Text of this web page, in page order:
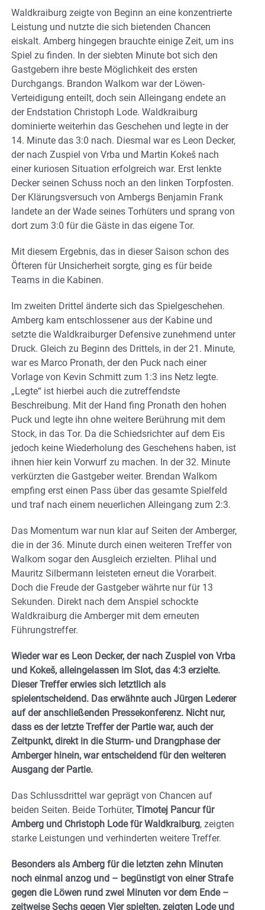
Waldkraiburg zeigte von Beginn an eine konzentrierte
Leistung und nutzte die sich bietenden Chancen
eiskalt. Amberg hingegen brauchte einige Zeit, um ins
Spiel zu finden. In der siebten Minute bot sich den
Gastgebern ihre beste Möglichkeit des ersten
Durchgangs. Brandon Walkom war der Löwen-
Verteidigung enteilt, doch sein Alleingang endete an
der Endstation Christoph Lode. Waldkraiburg
dominierte weiterhin das Geschehen und legte in der
14. Minute das 3:0 nach. Diesmal war es Leon Decker,
der nach Zuspiel von Vrba und Martin Kokeš nach
einer kuriosen Situation erfolgreich war. Erst lenkte
Decker seinen Schuss noch an den linken Torpfosten.
Der Klärungsversuch von Ambergs Benjamin Frank
landete an der Wade seines Torhüters und sprang von
dort zum 3:0 für die Gäste in das eigene Tor.
Mit diesem Ergebnis, das in dieser Saison schon des
Öfteren für Unsicherheit sorgte, ging es für beide
Teams in die Kabinen.
Im zweiten Drittel änderte sich das Spielgeschehen.
Amberg kam entschlossener aus der Kabine und
setzte die Waldkraiburger Defensive zunehmend unter
Druck. Gleich zu Beginn des Drittels, in der 21. Minute,
war es Marco Pronath, der den Puck nach einer
Vorlage von Kevin Schmitt zum 1:3 ins Netz legte.
„Legte“ ist hierbei auch die zutreffendste
Beschreibung. Mit der Hand fing Pronath den hohen
Puck und legte ihn ohne weitere Berührung mit dem
Stock, in das Tor. Da die Schiedsrichter auf dem Eis
jedoch keine Wiederholung des Geschehens haben, ist
ihnen hier kein Vorwurf zu machen. In der 32. Minute
verkürzten die Gastgeber weiter. Brendan Walkom
empfing erst einen Pass über das gesamte Spielfeld
und traf nach einem neuerlichen Alleingang zum 2:3.
Das Momentum war nun klar auf Seiten der Amberger,
die in der 36. Minute durch einen weiteren Treffer von
Walkom sogar den Ausgleich erzielten. Plihal und
Mauritz Silbermann leisteten erneut die Vorarbeit.
Doch die Freude der Gastgeber währte nur für 13
Sekunden. Direkt nach dem Anspiel schockte
Waldkraiburg die Amberger mit dem erneuten
Führungstreffer.
Wieder war es Leon Decker, der nach Zuspiel von Vrba
und Kokeš, alleingelassen im Slot, das 4:3 erzielte.
Dieser Treffer erwies sich letztlich als
spielentscheidend. Das erwähnte auch Jürgen Lederer
auf der anschließenden Pressekonferenz. Nicht nur,
dass es der letzte Treffer der Partie war, auch der
Zeitpunkt, direkt in die Sturm- und Drangphase der
Amberger hinein, war entscheidend für den weiteren
Ausgang der Partie.
Das Schlussdrittel war geprägt von Chancen auf
beiden Seiten. Beide Torhüter, Timotej Pancur für
Amberg und Christoph Lode für Waldkraiburg, zeigten
starke Leistungen und verhinderten weitere Treffer.
Besonders als Amberg für die letzten zehn Minuten
noch einmal anzog und – begünstigt von einer Strafe
gegen die Löwen rund zwei Minuten vor dem Ende –
zeitweise Sechs gegen Vier spielten, zeigten Lode und